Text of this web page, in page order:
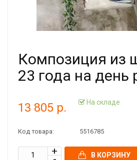
Композиция из
23 года на день
13 805 р. На складе
Код товара: 5516785
В КОРЗИНУ